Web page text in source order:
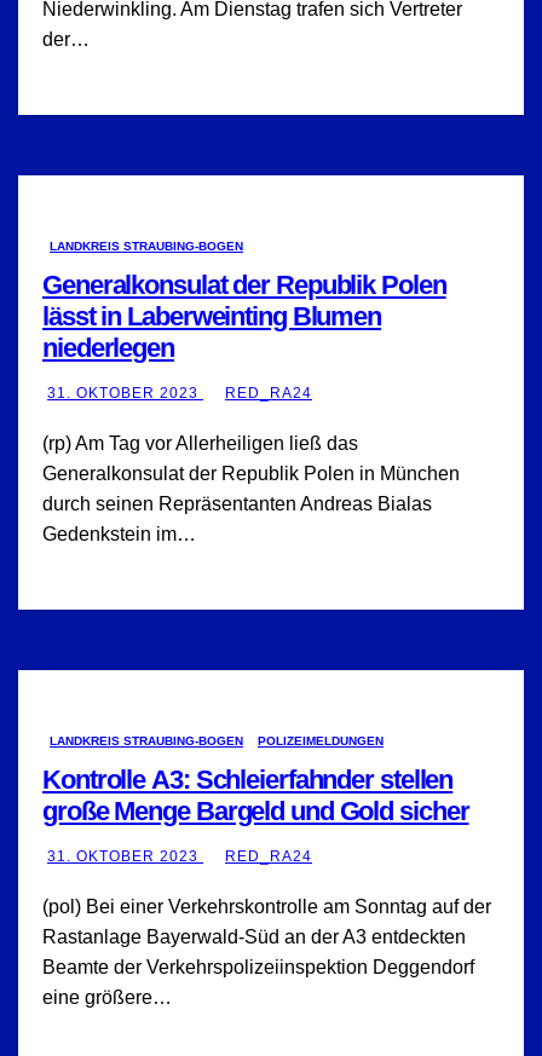
Niederwinkling. Am Dienstag trafen sich Vertreter
der…
LANDKREIS STRAUBING-BOGEN
Generalkonsulat der Republik Polen
lässt in Laberweinting Blumen
niederlegen
31. OKTOBER 2023 RED_RA24
(rp) Am Tag vor Allerheiligen ließ das
Generalkonsulat der Republik Polen in München
durch seinen Repräsentanten Andreas Bialas
Gedenkstein im…
LANDKREIS STRAUBING-BOGEN POLIZEIMELDUNGEN
Kontrolle A3: Schleierfahnder stellen
große Menge Bargeld und Gold sicher
31. OKTOBER 2023 RED_RA24
(pol) Bei einer Verkehrskontrolle am Sonntag auf der
Rastanlage Bayerwald-Süd an der A3 entdeckten
Beamte der Verkehrspolizeiinspektion Deggendorf
eine größere…